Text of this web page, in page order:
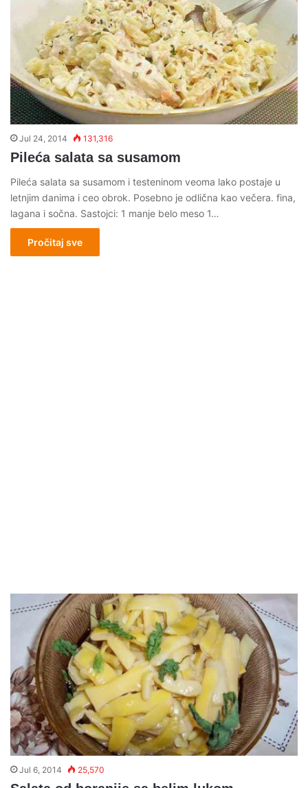
Jul 24, 2014 131,316
Pileća salata sa susamom
Pileća salata sa susamom i testeninom veoma lako postaje u
letnjim danima i ceo obrok. Posebno je odlična kao večera. fina,
lagana i sočna. Sastojci: 1 manje belo meso 1…
Pročitaj sve
Jul 6, 2014 25,570